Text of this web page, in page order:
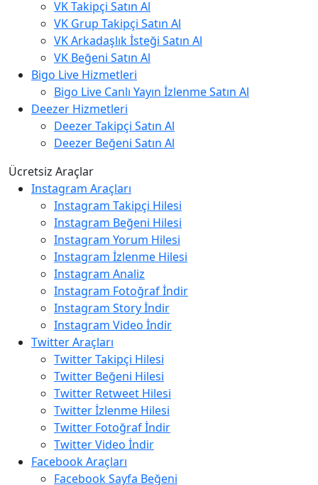
VK Takipçi Satın Al
VK Grup Takipçi Satın Al
VK Arkadaşlık İsteği Satın Al
VK Beğeni Satın Al
Bigo Live Hizmetleri
Bigo Live Canlı Yayın İzlenme Satın Al
Deezer Hizmetleri
Deezer Takipçi Satın Al
Deezer Beğeni Satın Al
Ücretsiz Araçlar
Instagram Araçları
Instagram Takipçi Hilesi
Instagram Beğeni Hilesi
Instagram Yorum Hilesi
Instagram İzlenme Hilesi
Instagram Analiz
Instagram Fotoğraf İndir
Instagram Story İndir
Instagram Video İndir
Twitter Araçları
Twitter Takipçi Hilesi
Twitter Beğeni Hilesi
Twitter Retweet Hilesi
Twitter İzlenme Hilesi
Twitter Fotoğraf İndir
Twitter Video İndir
Facebook Araçları
Facebook Sayfa Beğeni